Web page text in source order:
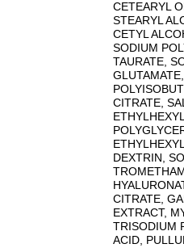
CETEARYL
STEARYL
CETYL
SODIUM
TAURATE,
CITRATE,
DEXTRIN,
CITRATE,
EXTRACT,
TRISODIUM
ACID,